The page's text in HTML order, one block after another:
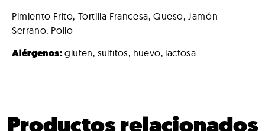
Pimiento Frito, Tortilla Francesa, Queso, Jamón
Serrano, Pollo
Alérgenos:gluten, sulfitos, huevo, lactosa